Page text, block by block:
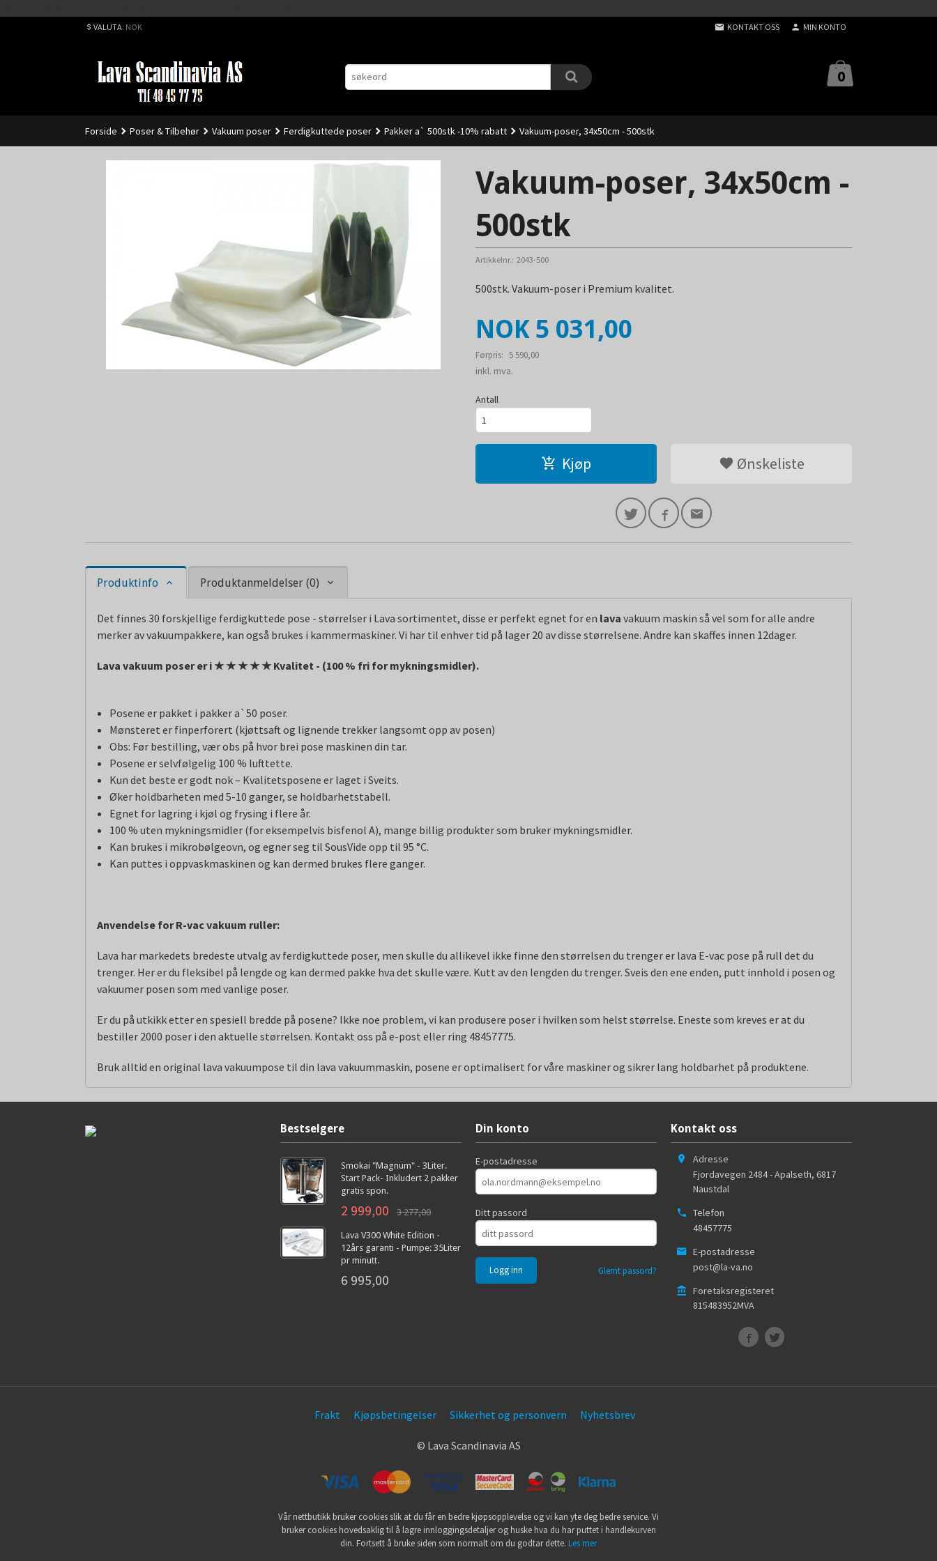
VALUTA: NOK KONTAKT OSS MIN KONTO
0
Forside Poser & Tilbehør Vakuum poser Ferdigkuttede poser Pakker a` 500stk -10% rabatt Vakuum-poser, 34x50cm - 500stk
Vakuum-poser, 34x50cm -
500stk
Artikkelnr.: 2043-500
500stk. Vakuum-poser i Premium kvalitet.
Tilbud
NOK 5 031,00
Førpris: 5 590,00
Rabatt
inkl. mva.
Antall
Kjøp Ønskeliste
Produktinfo Produktanmeldelser (0)
Det finnes 30 forskjellige ferdigkuttede pose - størrelser i Lava sortimentet, disse er perfekt egnet for en lava vakuum maskin så vel som for alle andre
merker av vakuumpakkere, kan også brukes i kammermaskiner. Vi har til enhver tid på lager 20 av disse størrelsene. Andre kan skaffes innen 12dager.
Lava vakuum poser er i★★★★★ Kvalitet - (100 % fri for mykningsmidler).
Posene er pakket i pakker a`50 poser.
Mønsteret er finperforert (kjøttsaft og lignende trekker langsomt opp av posen)
Obs: Før bestilling, vær obs på hvor brei pose maskinen din tar.
Posene er selvfølgelig 100 % lufttette.
Kun det beste er godt nok – Kvalitetsposene er laget i Sveits.
Øker holdbarheten med 5-10 ganger, se holdbarhetstabell.
Egnet for lagring i kjøl og frysing i flere år.
100 % uten mykningsmidler (for eksempelvis bisfenol A), mange billig produkter som bruker mykningsmidler.
Kan brukes i mikrobølgeovn, og egner seg til SousVide opp til 95 °C.
Kan puttes i oppvaskmaskinen og kan dermed brukes flere ganger.
Anvendelse for R-vac vakuum ruller:
Lava har markedets bredeste utvalg av ferdigkuttede poser, men skulle du allikevel ikke finne den størrelsen du trenger er lava E-vac pose på rull det du
trenger. Her er du fleksibel på lengde og kan dermed pakke hva det skulle være. Kutt av den lengden du trenger. Sveis den ene enden, putt innhold i posen og
vakuumer posen som med vanlige poser.
Er du på utkikk etter en spesiell bredde på posene? Ikke noe problem, vi kan produsere poser i hvilken som helst størrelse. Eneste som kreves er at du
bestiller 2000 poser i den aktuelle størrelsen. Kontakt oss på e-post eller ring 48457775.
Bruk alltid en original lava vakuumpose til din lava vakuummaskin, posene er optimalisert for våre maskiner og sikrer lang holdbarhet på produktene.
Bestselgere
Smokai "Magnum" - 3Liter.
Start Pack- Inkludert 2 pakker
gratis spon.
2 999,00 3 277,00
Lava V300 White Edition -
12års garanti - Pumpe: 35Liter
pr minutt.
6 995,00
Din konto
E-postadresse
Ditt passord
Glemt passord?
Kontakt oss
Adresse
Fjordavegen 2484 - Apalseth, 6817
Naustdal
Telefon
48457775
E-postadresse
post@la-va.no
Foretaksregisteret
815483952MVA
Frakt Kjøpsbetingelser Sikkerhet og personvern Nyhetsbrev
© Lava Scandinavia AS
Vår nettbutikk bruker cookies slik at du får en bedre kjøpsopplevelse og vi kan yte deg bedre service. Vi
bruker cookies hovedsaklig til å lagre innloggingsdetaljer og huske hva du har puttet i handlekurven
din. Fortsett å bruke siden som normalt om du godtar dette. Les mer